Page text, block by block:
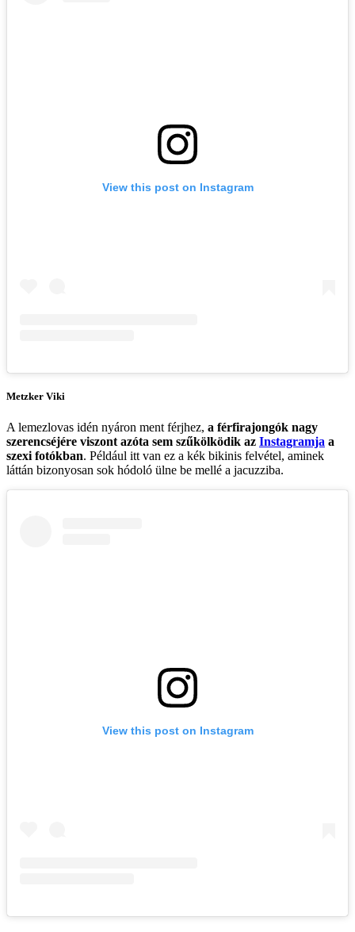
View this post on Instagram
Metzker Viki
A lemezlovas idén nyáron ment férjhez, a férfirajongók nagy
szerencséjére viszont azóta sem szűkölködik az Instagramja a
szexi fotókban. Például itt van ez a kék bikinis felvétel, aminek
láttán bizonyosan sok hódoló ülne be mellé a jacuzziba.
View this post on Instagram